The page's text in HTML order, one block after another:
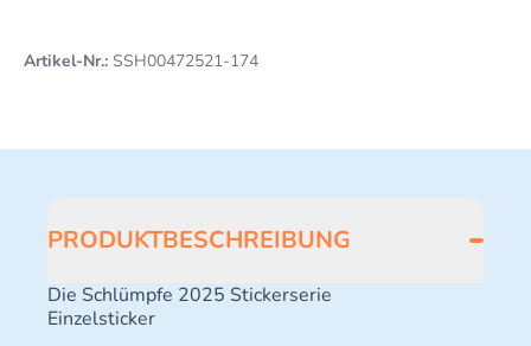
Artikel-Nr.: SSH00472521-174
PRODUKTBESCHREIBUNG
Die Schlümpfe 2025 Stickerserie
Einzelsticker